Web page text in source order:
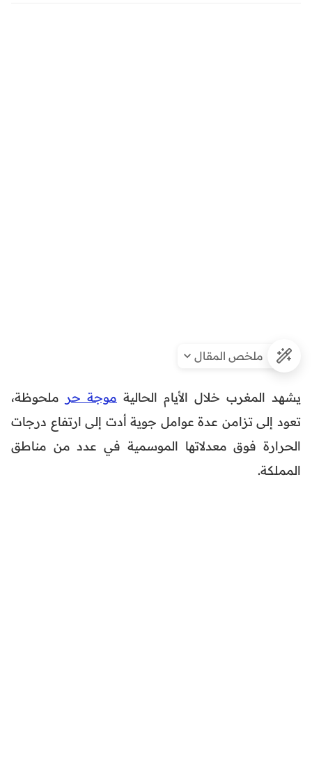
ملخص المقال
يشهد المغرب خلال الأيام الحالية موجة حر ملحوظة،
تعود إلى تزامن عدة عوامل جوية أدت إلى ارتفاع درجات
الحرارة فوق معدلاتها الموسمية في عدد من مناطق
المملكة.